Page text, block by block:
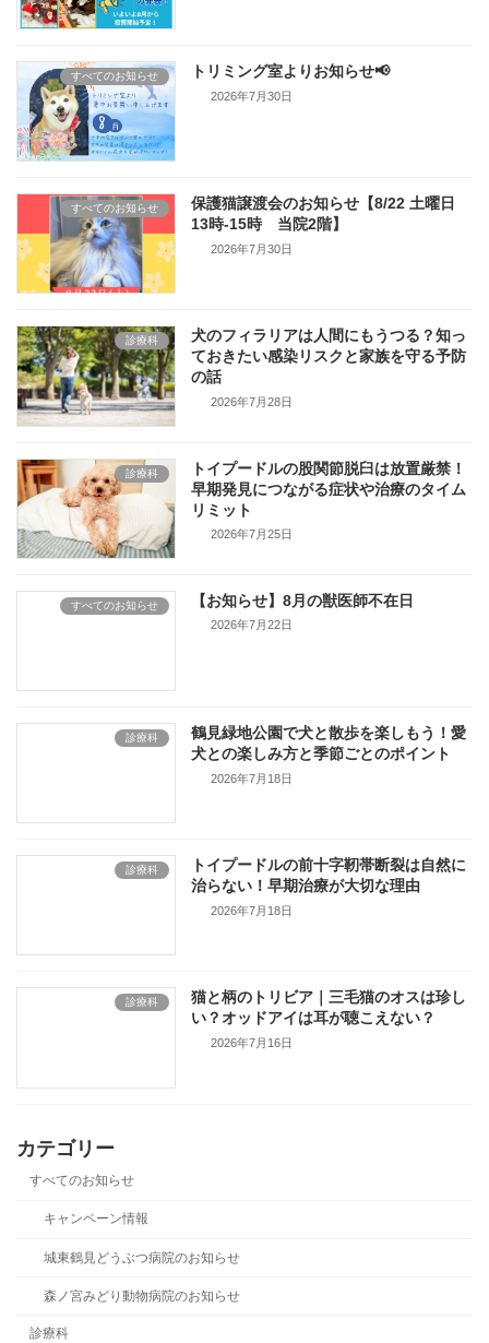
すべてのお知らせ トリミング室よりお知らせ📢
2026年7月30日
すべてのお知らせ
保護猫譲渡会のお知らせ【8/22 土曜日
13時-15時 当院2階】
2026年7月30日
診療科
犬のフィラリアは人間にもうつる？知っ
ておきたい感染リスクと家族を守る予防
の話
2026年7月28日
診療科
トイプードルの股関節脱臼は放置厳禁！
早期発見につながる症状や治療のタイム
リミット
2026年7月25日
すべてのお知らせ 【お知らせ】8月の獣医師不在日
2026年7月22日
診療科
鶴見緑地公園で犬と散歩を楽しもう！愛
犬との楽しみ方と季節ごとのポイント
2026年7月18日
診療科
トイプードルの前十字靭帯断裂は自然に
治らない！早期治療が大切な理由
2026年7月18日
診療科
猫と柄のトリビア｜三毛猫のオスは珍し
い？オッドアイは耳が聴こえない？
2026年7月16日
カテゴリー
すべてのお知らせ
キャンペーン情報
城東鶴見どうぶつ病院のお知らせ
森ノ宮みどり動物病院のお知らせ
診療科